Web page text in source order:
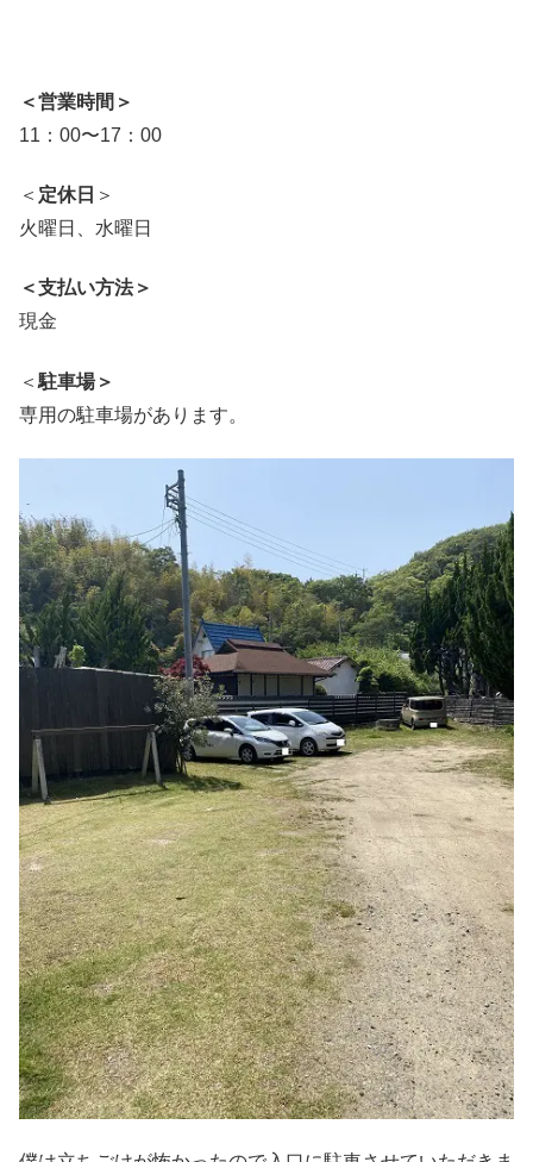
＜営業時間＞
11：00〜17：00
＜ 定休日 ＞
火曜日、水曜日
＜支払い方法＞
現金
＜ 駐車場＞
専用の駐車場があります。